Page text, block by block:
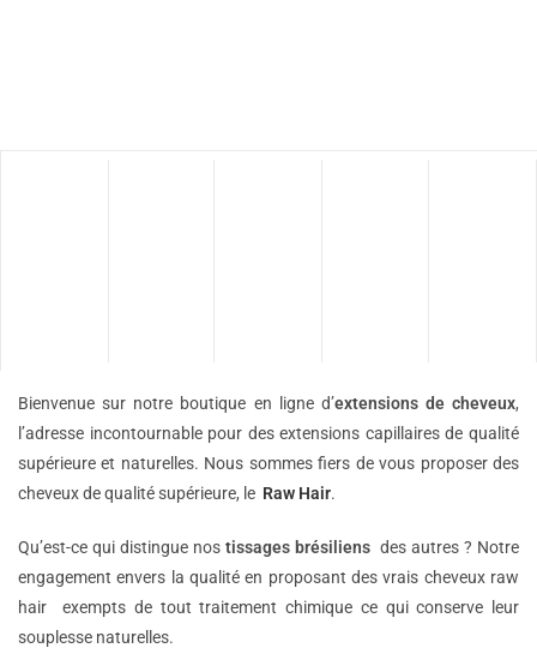
Bienvenue sur notre boutique en ligne d’extensions decheveux,
l’adresse incontournable pour des extensions capillaires de qualité
supérieure et naturelles. Nous sommes fiers de vous proposer des
cheveux de qualité supérieure, le Raw Hair.
Qu’est-ce qui distingue nos tissages brésiliens des autres ? Notre
engagement envers la qualité en proposant des vrais cheveux raw
hair exempts de tout traitement chimique ce qui conserve leur
souplesse naturelles.